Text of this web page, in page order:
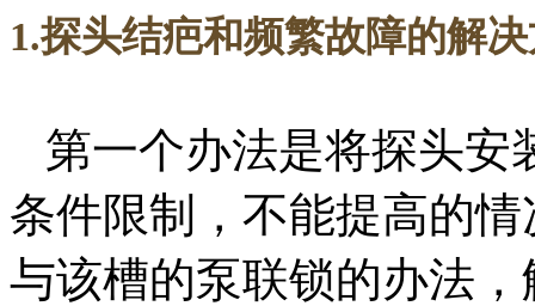
1.探头结疤和频繁故障的解
第一个办法是将探头安
条件限制，不能提高的
与该槽的泵联锁的办法